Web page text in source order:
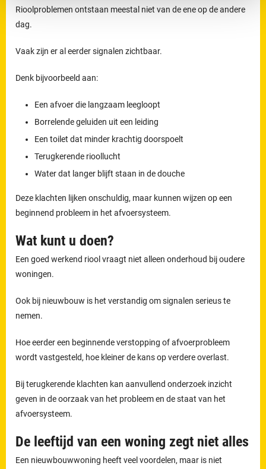
Rioolproblemen ontstaan meestal niet van de ene op de andere
dag.
Vaak zijn er al eerder signalen zichtbaar.
Denk bijvoorbeeld aan:
Een afvoer die langzaam leegloopt
Borrelende geluiden uit een leiding
Een toilet dat minder krachtig doorspoelt
Terugkerende rioollucht
Water dat langer blijft staan in de douche
Deze klachten lijken onschuldig, maar kunnen wijzen op een
beginnend probleem in het afvoersysteem.
Wat kunt u doen?
Een goed werkend riool vraagt niet alleen onderhoud bij oudere
woningen.
Ook bij nieuwbouw is het verstandig om signalen serieus te
nemen.
Hoe eerder een beginnende verstopping of afvoerprobleem
wordt vastgesteld, hoe kleiner de kans op verdere overlast.
Bij terugkerende klachten kan aanvullend onderzoek inzicht
geven in de oorzaak van het probleem en de staat van het
afvoersysteem.
De leeftijd van een woning zegt niet alles
Een nieuwbouwwoning heeft veel voordelen, maar is niet